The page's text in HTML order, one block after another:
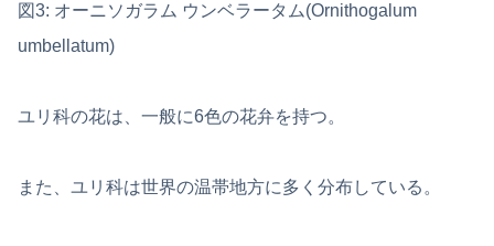
図3: オーニソガラム ウンベラータム(Ornithogalum
umbellatum)
ユリ科の花は、一般に6色の花弁を持つ。
また、ユリ科は世界の温帯地方に多く分布している。